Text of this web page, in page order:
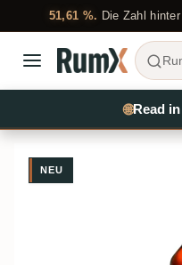
51,61 %. Die Zahl
Karibik
NEU
🌐Read